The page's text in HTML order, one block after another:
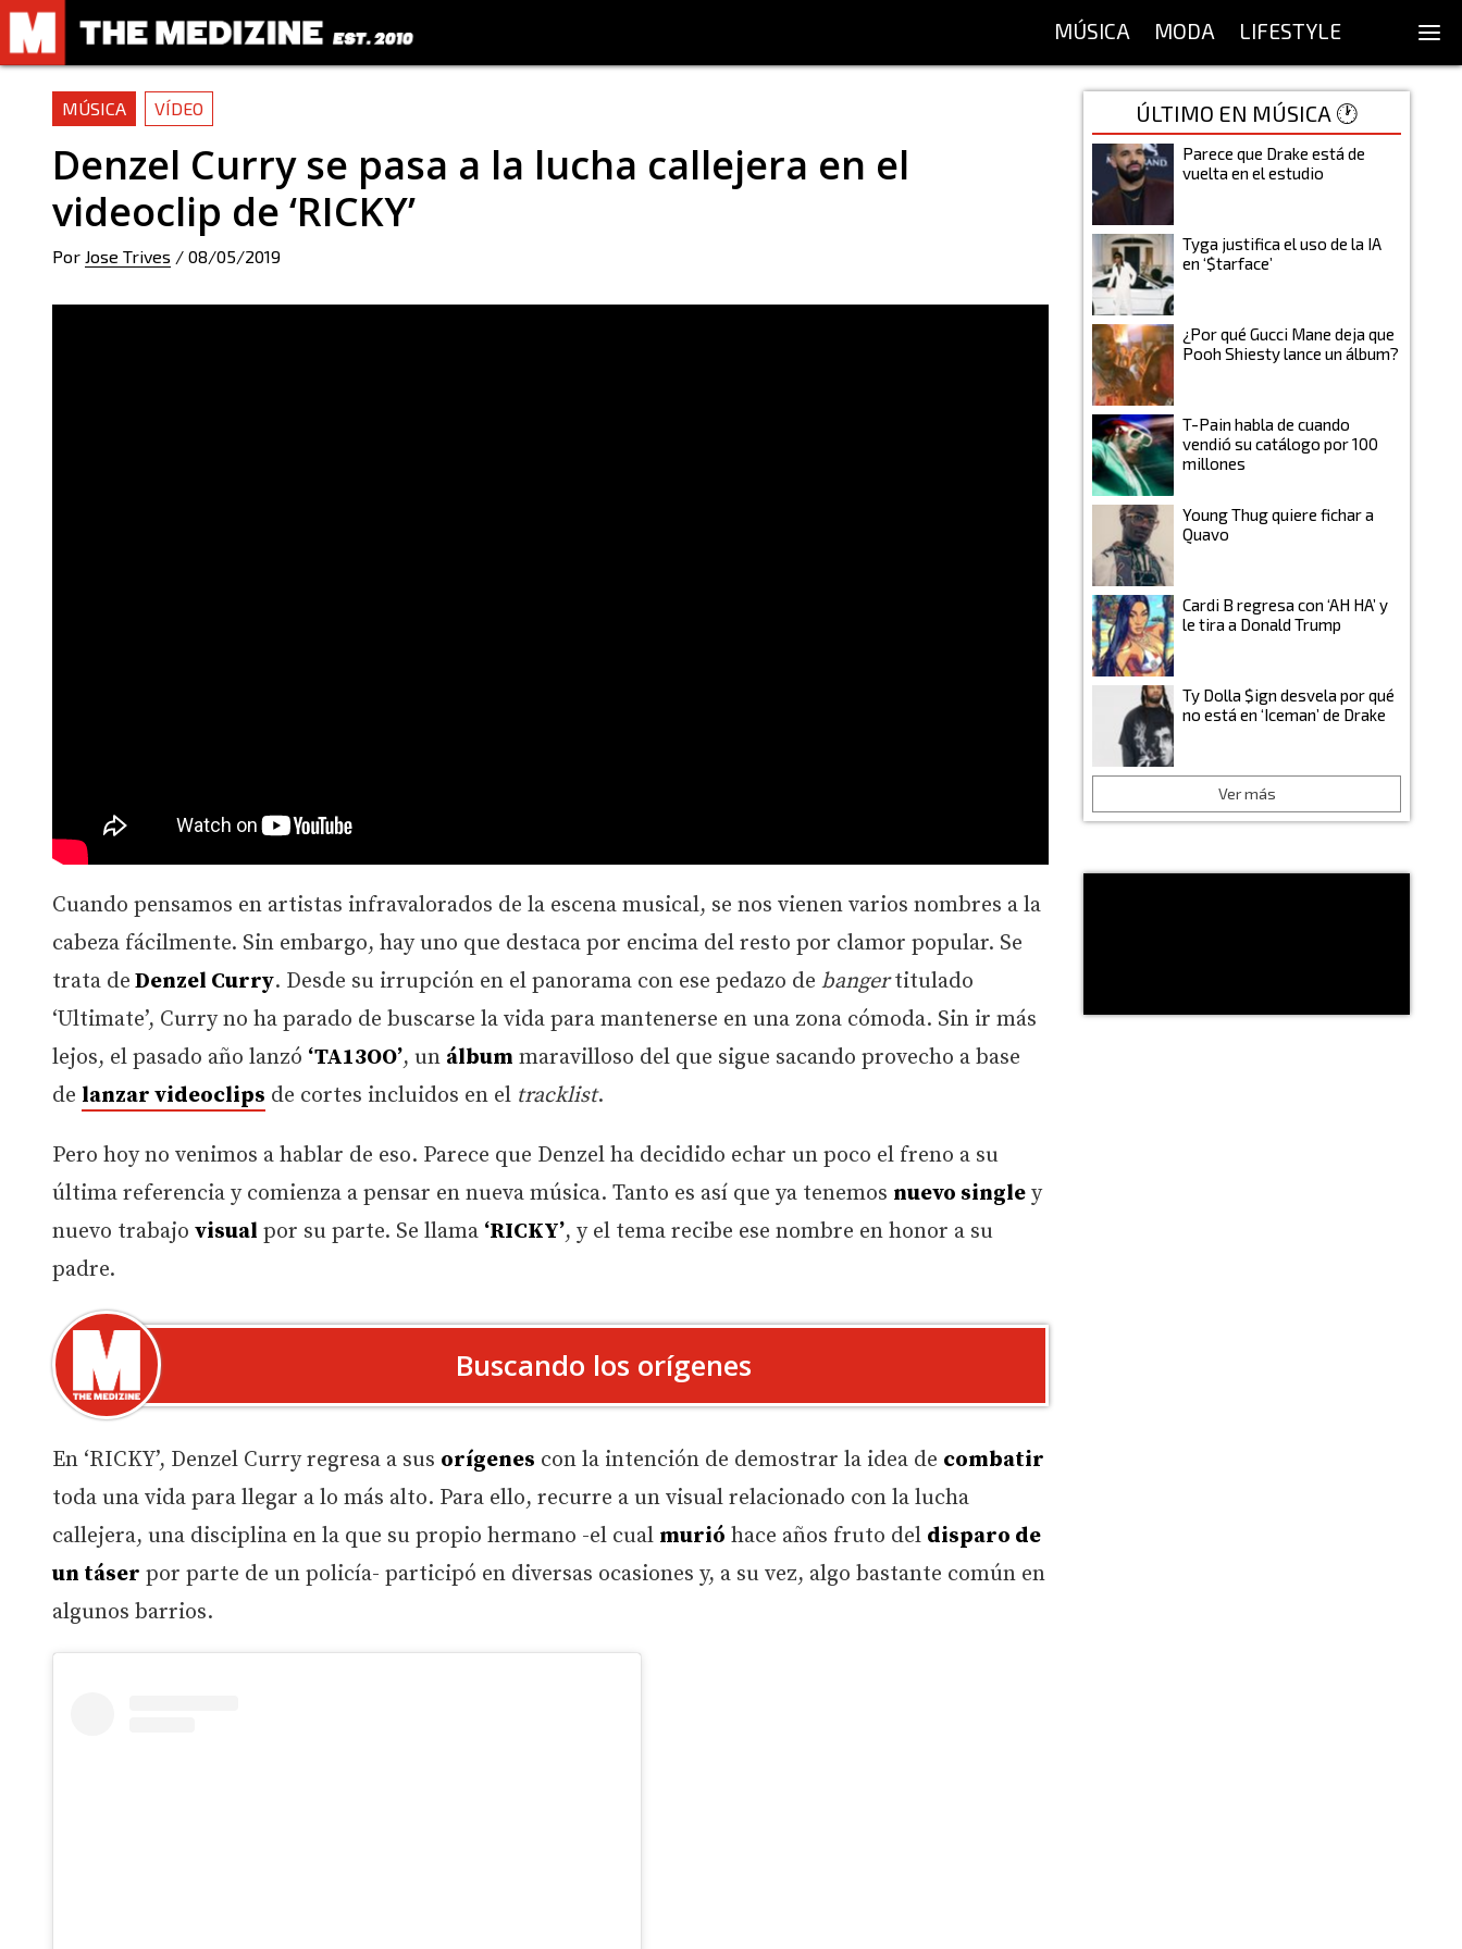
MÚSICA MODA LIFESTYLE
MÚSICA VÍDEO
Denzel Curry se pasa a la lucha callejera en el
videoclip de ‘RICKY’
Por Jose Trives / 08/05/2019
Cuando pensamos en artistas infravalorados de la escena musical, se nos vienen varios nombres a la
cabeza fácilmente. Sin embargo, hay uno que destaca por encima del resto por clamor popular. Se
trata de Denzel Curry. Desde su irrupción en el panorama con ese pedazo de bangertitulado
‘Ultimate’, Curry no ha parado de buscarse la vida para mantenerse en una zona cómoda. Sin ir más
lejos, el pasado año lanzó ‘TA13OO’, un álbum maravilloso del que sigue sacando provecho a base
de lanzar videoclips de cortes incluidos en el tracklist.
Pero hoy no venimos a hablar de eso. Parece que Denzel ha decidido echar un poco el freno a su
última referencia y comienza a pensar en nueva música. Tanto es así que ya tenemos nuevo single y
nuevo trabajo visual por su parte. Se llama ‘RICKY’, y el tema recibe ese nombre en honor a su
padre.
Buscando los orígenes
En ‘RICKY’, Denzel Curry regresa a sus orígenes con la intención de demostrar la idea de combatir
toda una vida para llegar a lo más alto. Para ello, recurre a un visual relacionado con la lucha
callejera, una disciplina en la que su propio hermano -el cual murió hace años fruto del disparo de
un táser por parte de un policía- participó en diversas ocasiones y, a su vez, algo bastante común en
algunos barrios.
ÚLTIMO EN MÚSICA 🕐
Parece que Drake está de
vuelta en el estudio
Tyga justifica el uso de la IA
en ‘$tarface’
¿Por qué Gucci Mane deja que
Pooh Shiesty lance un álbum?
T-Pain habla de cuando
vendió su catálogo por 100
millones
Young Thug quiere fichar a
Quavo
Cardi B regresa con ‘AH HA’ y
le tira a Donald Trump
Ty Dolla $ign desvela por qué
no está en ‘Iceman’ de Drake
Ver más